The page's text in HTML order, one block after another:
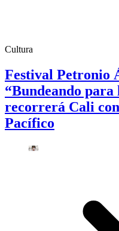
Cultura
Festival Petronio
“Bundeando para
recorrerá Cali
Pacífico